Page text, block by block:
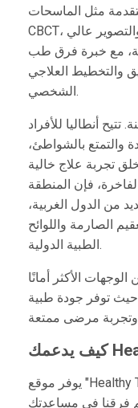
مثل الماسحات
CBCT، وأنظمة تصميم الابتسامة الرقمية، والتصوير عالي
مع خبرة فرق طب
والتخطيط العلاجي
الشخصي.
أنطاليا للأفراد
والتمتع بالشواطئ،
تجربة علاج خالية
فإن المنطقة
من الدول الغربية،
الصارمة واللوائح
الطبية الدولية.
الأكثر أمانًا
حيث توفر جودة طبية
يوفر موقع "Healthy Türkiye" تجربة سلسة منذ استفسارك
فرقنا في مساعدتك